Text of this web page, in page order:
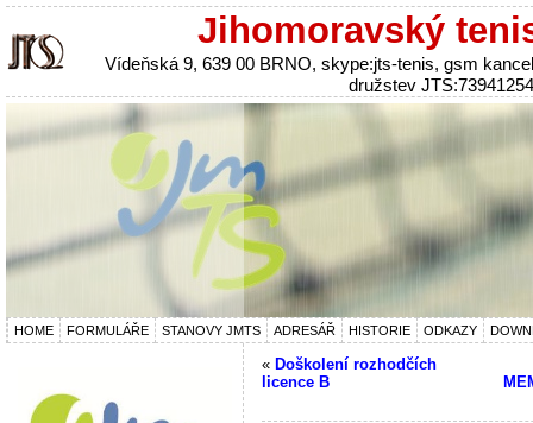
Jihomoravský
Vídeňská 9, 639 00 BRNO, skype:jts-tenis, gsm
družstev
HOME FORMULÁŘE STANOVY JMTS ADRESÁŘ HISTORIE ODKAZY
« Doškolení rozhodčích
licence B